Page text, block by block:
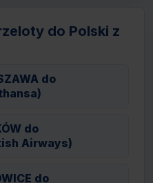
do Polski z
do
do
Airways)
do